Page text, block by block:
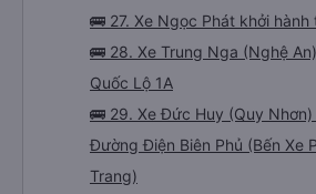
🚌 27. Xe Ngọc Phát khởi hành
🚌 28. Xe Trung Nga (Nghệ
Quốc Lộ 1A
🚌 29. Xe Đức Huy (Quy Nhơn)
Đường Điện Biên Phủ (Bến Xe
Trang)